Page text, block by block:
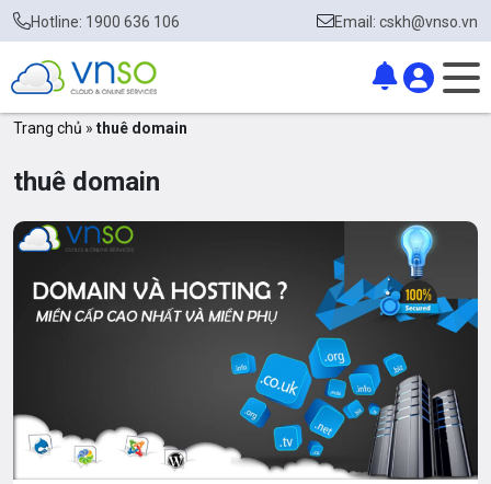
Hotline: 1900 636 106 Email: cskh@vnso.vn
Trang chủ » thuê domain
thuê domain